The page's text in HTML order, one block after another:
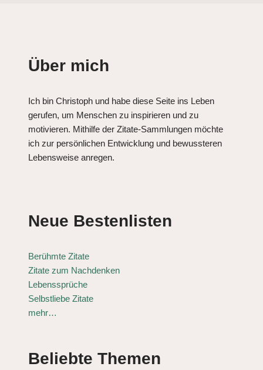
Über mich
Ich bin Christoph und habe diese Seite ins Leben
gerufen, um Menschen zu inspirieren und zu
motivieren. Mithilfe der Zitate-Sammlungen möchte
ich zur persönlichen Entwicklung und bewussteren
Lebensweise anregen.
Neue Bestenlisten
Berühmte Zitate
Zitate zum Nachdenken
Lebenssprüche
Selbstliebe Zitate
mehr…
Beliebte Themen